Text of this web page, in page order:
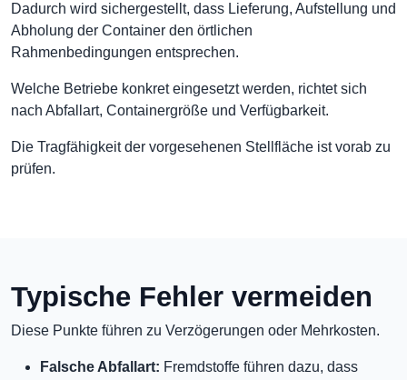
Dadurch wird sichergestellt, dass Lieferung, Aufstellung und
Abholung der Container den örtlichen
Rahmenbedingungen entsprechen.
Welche Betriebe konkret eingesetzt werden, richtet sich
nach Abfallart, Containergröße und Verfügbarkeit.
Die Tragfähigkeit der vorgesehenen Stellfläche ist vorab zu
prüfen.
Typische Fehler vermeiden
Diese Punkte führen zu Verzögerungen oder Mehrkosten.
Falsche Abfallart: Fremdstoffe führen dazu, dass